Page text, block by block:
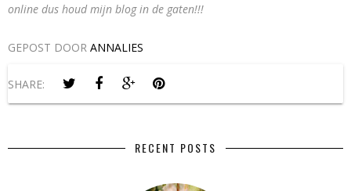
online dus houd mijn blog in de gaten!!!
GEPOST DOOR ANNALIES
SHARE:
RECENT POSTS